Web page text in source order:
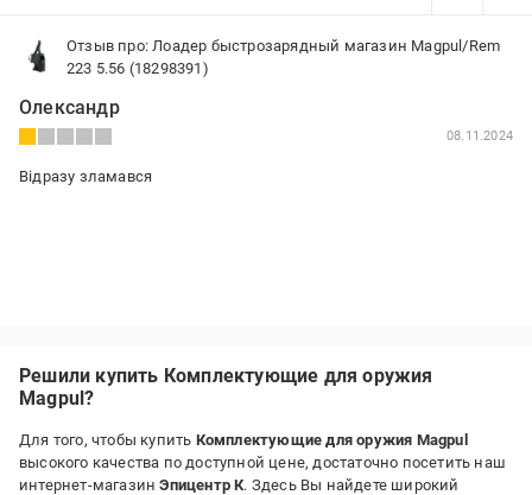
Отзыв про: Лоадер быстрозарядный магазин Magpul/Rem
223 5.56 (18298391)
Олександр
08.11.2024
Відразу зламався
Решили купить Комплектующие для оружия
Magpul?
Для того, чтобы купить Комплектующие для оружия Magpul
высокого качества по доступной цене, достаточно посетить наш
интернет-магазинЭпицентр К. Здесь Вы найдете широкий